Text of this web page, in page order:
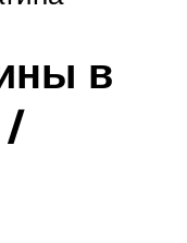
в
/